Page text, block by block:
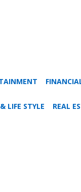
LIFE STYLE REAL